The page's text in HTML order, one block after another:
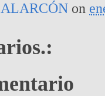
on